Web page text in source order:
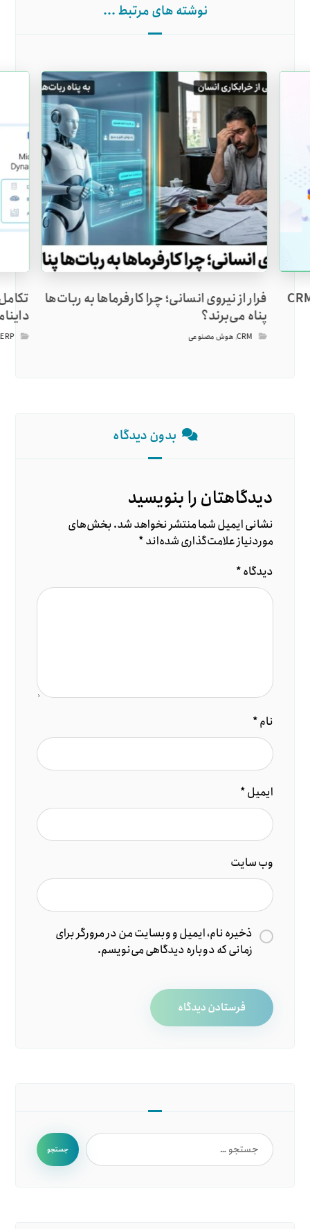
نوشته های مرتبط ...
فرار از نیروی انسانی؛ چرا کارفرماها به ربات‌ها
پناه می‌برند؟
CRM
, هوش مصنوعی ERP
بدون دیدگاه
دیدگاهتان را بنویسید
نشانی ایمیل شما منتشر نخواهد شد.بخش‌های
موردنیاز علامت‌گذاری شده‌اند*
دیدگاه*
نام*
ایمیل*
وب‌ سایت
ذخیره نام، ایمیل و وبسایت من در مرورگر برای
زمانی که دوباره دیدگاهی می‌نویسم.
فرستادن دیدگاه
جستجو